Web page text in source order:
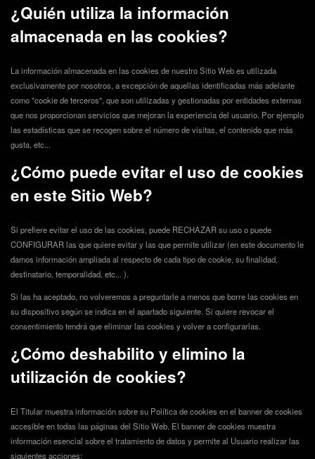
¿Quién utiliza la información
almacenada en las cookies?
La información almacenada en las cookies de nuestro Sitio Web es utilizada
exclusivamente por nosotros, a excepción de aquellas identificadas más adelante
como "cookie de terceros", que son utilizadas y gestionadas por entidades externas
que nos proporcionan servicios que mejoran la experiencia del usuario. Por ejemplo
las estadísticas que se recogen sobre el número de visitas, el contenido que más
gusta, etc...
¿Cómo puede evitar el uso de cookies
en este Sitio Web?
Si prefiere evitar el uso de las cookies, puede RECHAZAR su uso o puede
CONFIGURAR las que quiere evitar y las que permite utilizar (en este documento le
damos información ampliada al respecto de cada tipo de cookie, su finalidad,
destinatario, temporalidad, etc... ).
Si las ha aceptado, no volveremos a preguntarle a menos que borre las cookies en
su dispositivo según se indica en el apartado siguiente. Si quiere revocar el
consentimiento tendrá que eliminar las cookies y volver a configurarlas.
¿Cómo deshabilito y elimino la
utilización de cookies?
El Titular muestra información sobre su Política de cookies en el banner de cookies
accesible en todas las páginas del Sitio Web. El banner de cookies muestra
información esencial sobre el tratamiento de datos y permite al Usuario realizar las
siguientes acciones: